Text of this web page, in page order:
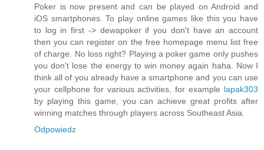
Poker is now present and can be played on Android and
iOS smartphones. To play online games like this you have
to log in first -> dewapoker if you don't have an account
then you can register on the free homepage menu list free
of charge. No loss right? Playing a poker game only pushes
you don't lose the energy to win money again haha. Now I
think all of you already have a smartphone and you can use
your cellphone for various activities, for example lapak303
by playing this game, you can achieve great profits after
winning matches through players across Southeast Asia.
Odpowiedz